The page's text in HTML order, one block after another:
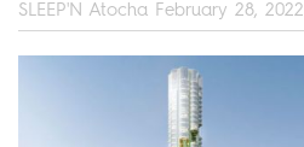
SLEEP'N Atocha February 28, 2022